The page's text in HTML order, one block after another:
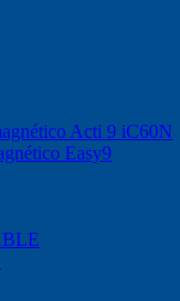
Acti 9 iC60N
Easy9